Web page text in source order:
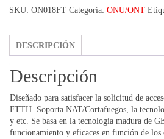
SKU: ON018FT Categoría: ONU/ONT
DESCRIPCIÓN
Descripción
Diseñado para satisfacer la solicitud de
FTTH. Soporta NAT/Cortafuegos, la
y etc. Se basa en la tecnología madura de
funcionamiento y eficaces en función de los